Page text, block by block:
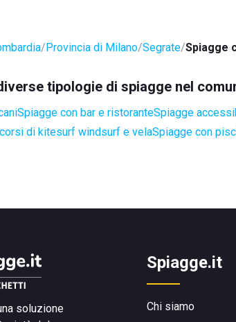
Provincia di Milano Segrate Spiagge
tipologie di spiagge nel
Spiagge con bar e ristoranteSpiagge
di kitesurf windsurf e velaSpiagge con
soluzione
Spiagge.it
Chi siamo